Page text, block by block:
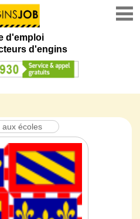
d'emploi
d'engins
aux écoles